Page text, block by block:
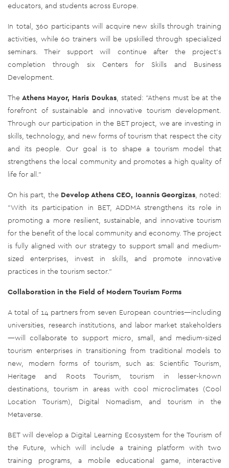
educators, and students across Europe.
In total, 360 participants will acquire new skills through training
activities, while 60 trainers will be upskilled through specialized
seminars. Their support will continue after the project's
completion through six Centers for Skills and Business
Development.
The Athens Mayor, Haris Doukas, stated: "Athens must be at the
forefront of sustainable and innovative tourism development.
Through our participation in the BET project, we are investing in
skills, technology, and new forms of tourism that respect the city
and its people. Our goal is to shape a tourism model that
strengthens the local community and promotes a high quality of
life for all."
On his part, the Develop Athens CEO, Ioannis Georgizas, noted:
"With its participation in BET, ADDMA strengthens its role in
promoting a more resilient, sustainable, and innovative tourism
for the benefit of the local community and economy. The project
is fully aligned with our strategy to support small and medium-
sized enterprises, invest in skills, and promote innovative
practices in the tourism sector."
Collaboration in the Field of Modern Tourism Forms
A total of 14 partners from seven European countries—including
universities, research institutions, and labor market stakeholders
—will collaborate to support micro, small, and medium-sized
tourism enterprises in transitioning from traditional models to
new, modern forms of tourism, such as: Scientific Tourism,
Heritage and Roots Tourism, tourism in lesser-known
destinations, tourism in areas with cool microclimates (Cool
Location Tourism), Digital Nomadism, and tourism in the
Metaverse.
BET will develop a Digital Learning Ecosystem for the Tourism of
the Future, which will include a training platform with two
training programs, a mobile educational game, interactive